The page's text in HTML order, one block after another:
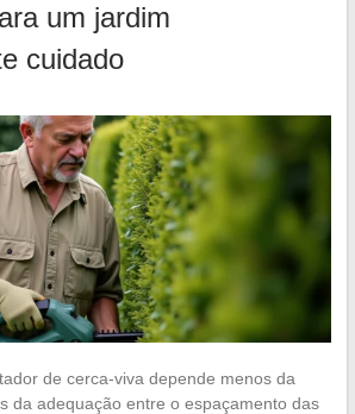
um jardim
cuidado
de cerca-viva depende menos da
da adequação entre o espaçamento das